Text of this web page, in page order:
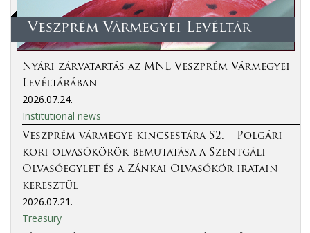
Veszprém Vármegyei Levéltár
Nyári zárvatartás az MNL Veszprém Vármegyei
Levéltárában
2026.07.24.
Institutional news
Veszprém vármegye kincsestára 52. – Polgári
kori olvasókörök bemutatása a Szentgáli
Olvasóegylet és a Zánkai Olvasókör iratain
keresztül
2026.07.21.
Treasury